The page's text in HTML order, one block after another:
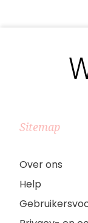
Sitemap
Over ons
Help